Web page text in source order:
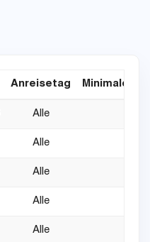
Anreisetag Minimaler
Alle
Alle
Alle
Alle
Alle